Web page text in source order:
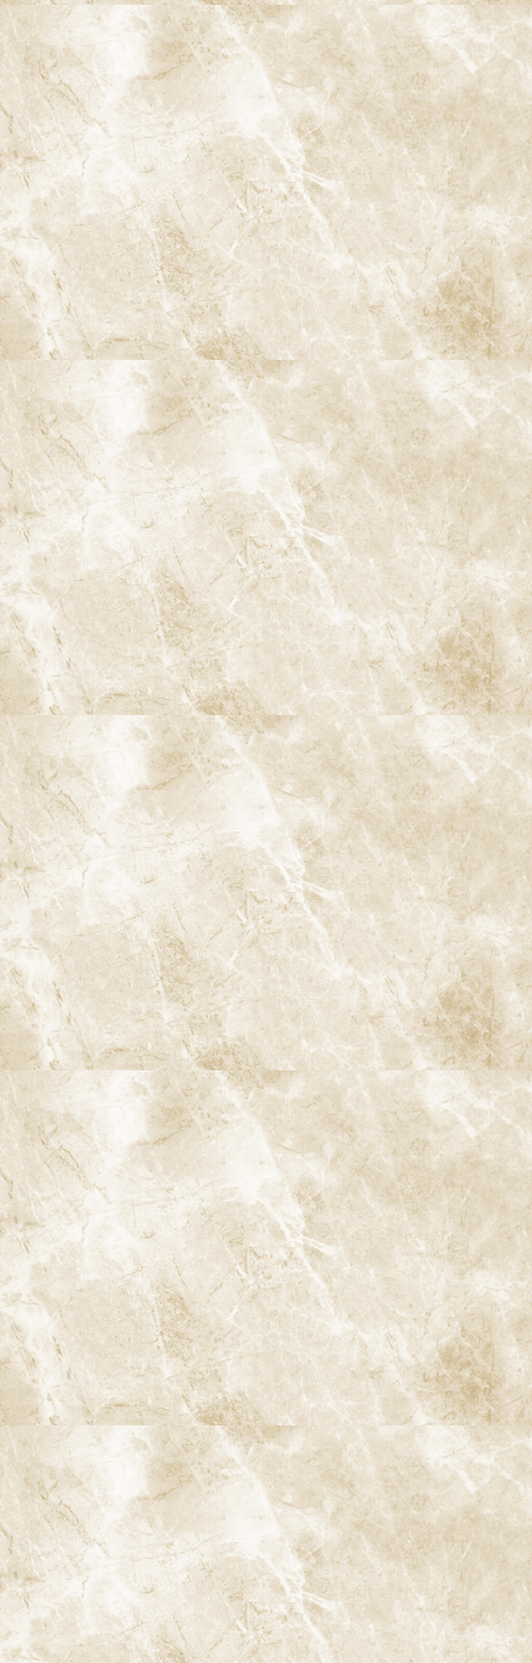
Access
阿佐ヶ谷ことぶき歯科・矯正歯科
阿佐ヶ谷の歯医者「阿佐ヶ谷ことぶき歯科・矯正歯科」は、JR中
央線(快速)「阿佐ケ谷駅」徒歩0分 / JR中央/総武線「阿佐ケ谷駅」
徒歩0分 / 東京メトロ丸ノ内線「南阿佐ケ谷駅」徒歩8分の、駅す
ぐでとても通いやすい場所にある歯医者です。杉並区や中野区、新
宿、東京都内、隣接県や遠方からも患者様に来院頂きやすい環境
といえます。
〒166-0004 東京都杉並区阿佐谷南3-37-14 第二北原ビル3階
JR中央線(快速)「阿佐ケ谷駅」徒歩0分 / JR中央/総武線「阿佐ケ
谷駅」徒歩0分 / 東京メトロ丸ノ内線「南阿佐ケ谷駅」徒歩8分
TEL：
03-6915-1315
診療時間 月 火 水 木 金 土
日
9:00-13:00
● ▲ ● ● ● ●
14:00-18:00
● ▲ ● ● ● ● ★
★…ご予約状況により診療を行わせて頂きます。
※休診日：火曜（9月より月2回）・日曜・祝日
▲…2025年9月より第2火曜日、第4火曜日は診療日となりま
す。